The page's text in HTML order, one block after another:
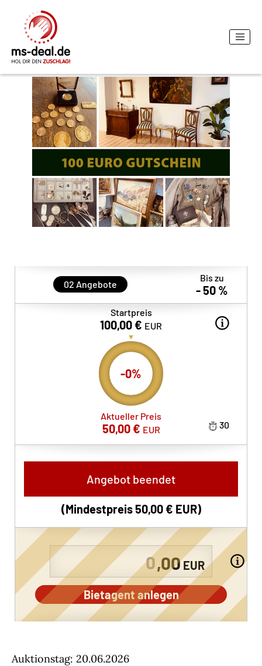
02 Angebote
Bis zu
- 50 %
30
Startpreis
100,00 € EUR
-0%
Aktueller Preis
50,00 € EUR
Angebot beendet
(Mindestpreis50,00 € EUR)
,00EUR
Bietagent anlegen
Auktionstag: 20.06.2026